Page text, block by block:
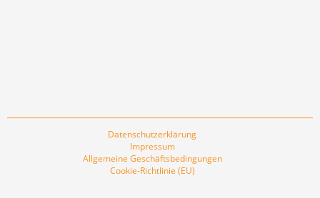
Datenschutzerklärung
Impressum
Allgemeine Geschäftsbedingungen
Cookie-Richtlinie (EU)